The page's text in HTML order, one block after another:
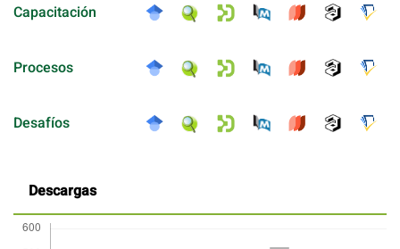
Capacitación
Procesos
Desafíos
Descargas